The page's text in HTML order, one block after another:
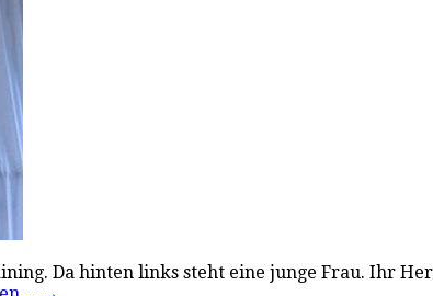
Da hinten links steht eine junge Frau. Ihr